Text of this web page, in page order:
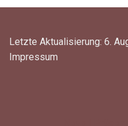
Letzte Aktualisierung: 6.
Impressum